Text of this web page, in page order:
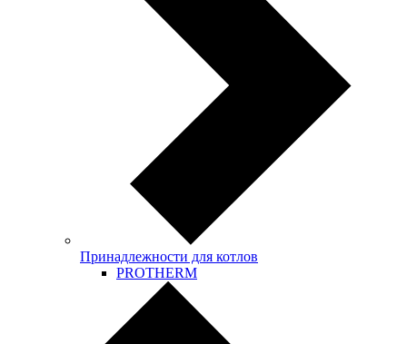
Принадлежности для котлов
PROTHERM